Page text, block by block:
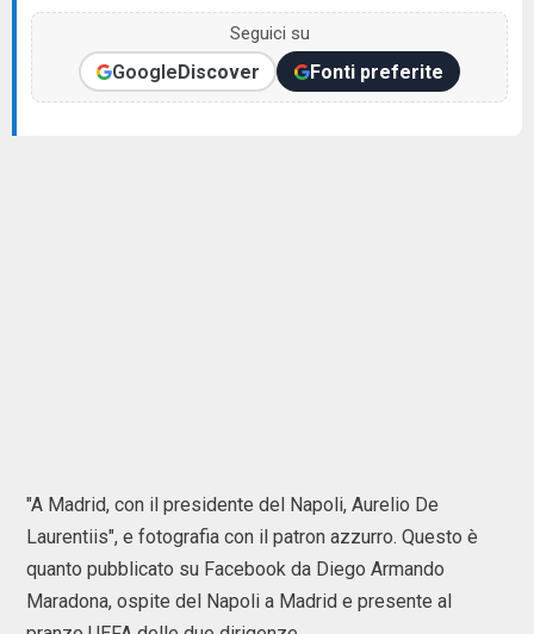
Seguici su
GoogleDiscover Fonti preferite
"A Madrid, con il presidente del Napoli, Aurelio De
Laurentiis", e fotografia con il patron azzurro. Questo è
quanto pubblicato su Facebook da Diego Armando
Maradona, ospite del Napoli a Madrid e presente al